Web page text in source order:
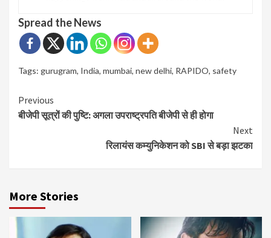
Spread the News
Tags: gurugram, India, mumbai, new delhi, RAPIDO, safety
Continue
Reading
Previous
बीजेपी सूत्रों की पुष्टि: अगला उपराष्ट्रपति बीजेपी से ही होगा
Next
रिलायंस कम्युनिकेशन को SBI से बड़ा झटका
More Stories